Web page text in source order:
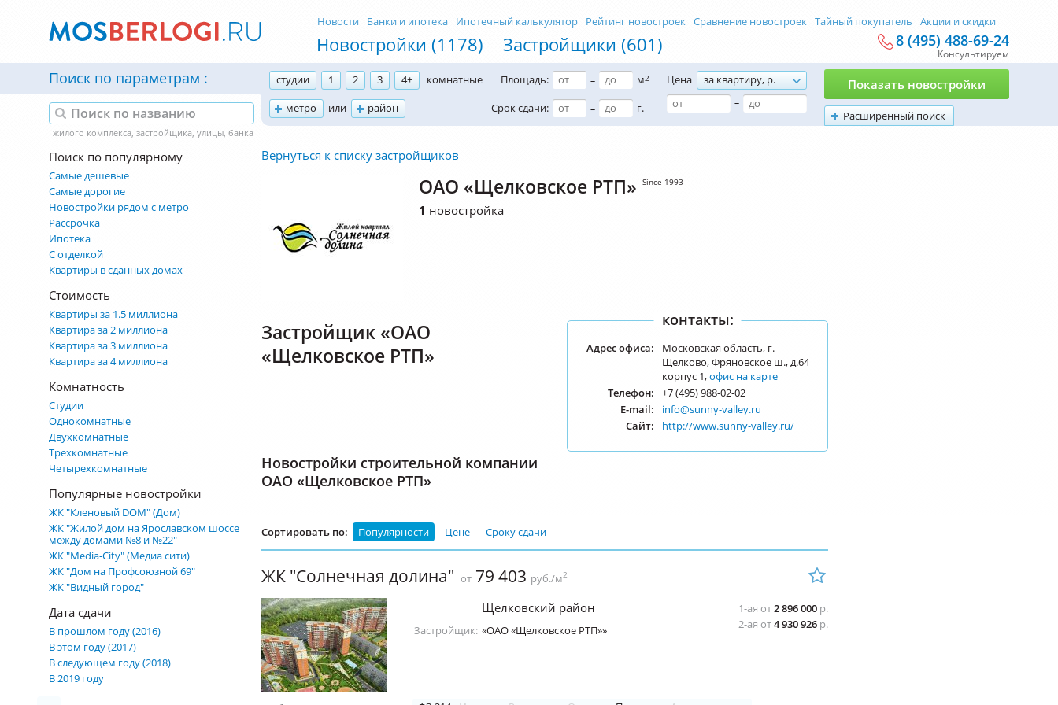
Новостройки (1178) Застройщики (601)
Новости Банки и ипотека Ипотечный калькулятор Рейтинг новостроек Сравнение новостроек Тайный покупатель Акции и скидки
8 (495) 488-69-24
Консультируем
Поиск по параметрам студии 1 2 3 4+
комнатные
метро
или район
Площадь: – м2
Срок сдачи: – г.
Цена
за квартиру, р.
–
Расширенный поиск
Показать новостройки
Поиск по популярному
Самые дешевые
Самые дорогие
Новостройки рядом с метро
Рассрочка
Ипотека
С отделкой
Квартиры в сданных домах
Стоимость
Квартиры за 1.5 миллиона
Квартира за 2 миллиона
Квартира за 3 миллиона
Квартира за 4 миллиона
Комнатность
Студии
Однокомнатные
Двухкомнатные
Трехкомнатные
Четырехкомнатные
Популярные новостройки
ЖК "Кленовый DOM" (Дом)
ЖК "Жилой дом на Ярославском шоссе
между домами №8 и №22"
ЖК "Media-City" (Медиа сити)
ЖК "Дом на Профсоюзной 69"
ЖК "Видный город"
Дата сдачи
В прошлом году (2016)
В этом году (2017)
В следующем году (2018)
В 2019 году
Вернуться к списку застройщиков
ОАО «Щелковское РТП» Since 1993
1 новостройка
контакты:
Адрес офиса:
Московская область, г.
Щелково, Фряновское ш., д.64
корпус 1,офис на карте
Телефон:
+7 (495) 988-02-02
E-mail:
info@sunny-valley.ru
Сайт:
http://www.sunny-valley.ru/
Застройщик «ОАО
«Щелковское РТП»
Новостройки строительной компании
ОАО «Щелковское РТП»
Сортировать по: Популярности Цене Сроку сдачи
ЖК "Солнечная долина" от 79 403 руб./м2
1-ая от2 896 000 р.
2-ая от4 930 926 р.
Щелковский район
Застройщик: «ОАО «Щелковское РТП»»